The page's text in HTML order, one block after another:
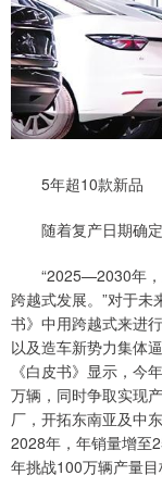
5年超10款新品
随着复产日期确定
“2025—2030年，
跨越式发展。”对于未
书》中用跨越式来进
以及造车新势力集体
《白皮书》显示，今
万辆，同时争取实现
厂，开拓东南亚及中
2028年，年销量增至
年挑战100万辆产量目